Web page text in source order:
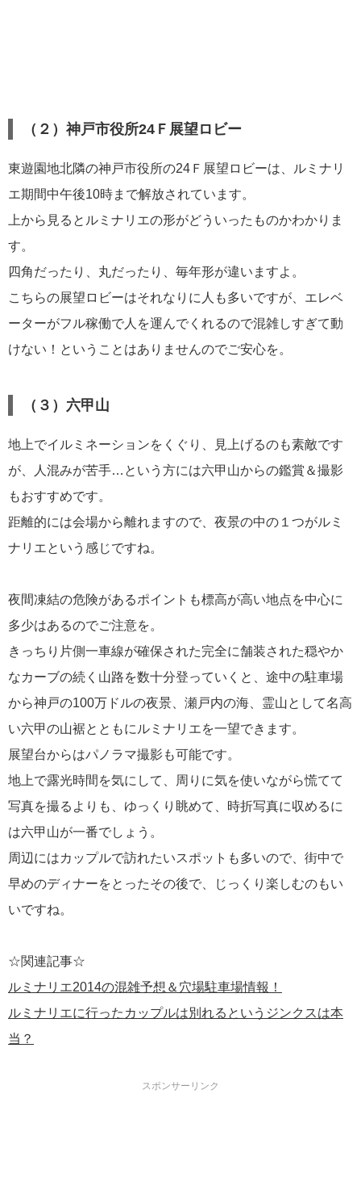
（２）神戸市役所24Ｆ展望ロビー
東遊園地北隣の神戸市役所の24Ｆ展望ロビーは、ルミナリ
エ期間中午後10時まで解放されています。
上から見るとルミナリエの形がどういったものかわかりま
す。
四角だったり、丸だったり、毎年形が違いますよ。
こちらの展望ロビーはそれなりに人も多いですが、エレベ
ーターがフル稼働で人を運んでくれるので混雑しすぎて動
けない！ということはありませんのでご安心を。
（３）六甲山
地上でイルミネーションをくぐり、見上げるのも素敵です
が、人混みが苦手…という方には六甲山からの鑑賞＆撮影
もおすすめです。
距離的には会場から離れますので、夜景の中の１つがルミ
ナリエという感じですね。
夜間凍結の危険があるポイントも標高が高い地点を中心に
多少はあるのでご注意を。
きっちり片側一車線が確保された完全に舗装された穏やか
なカーブの続く山路を数十分登っていくと、途中の駐車場
から神戸の100万ドルの夜景、瀬戸内の海、霊山として名高
い六甲の山裾とともにルミナリエを一望できます。
展望台からはパノラマ撮影も可能です。
地上で露光時間を気にして、周りに気を使いながら慌てて
写真を撮るよりも、ゆっくり眺めて、時折写真に収めるに
は六甲山が一番でしょう。
周辺にはカップルで訪れたいスポットも多いので、街中で
早めのディナーをとったその後で、じっくり楽しむのもい
いですね。
☆関連記事☆
ルミナリエ2014の混雑予想＆穴場駐車場情報！
ルミナリエに行ったカップルは別れるというジンクスは本
当？
スポンサーリンク